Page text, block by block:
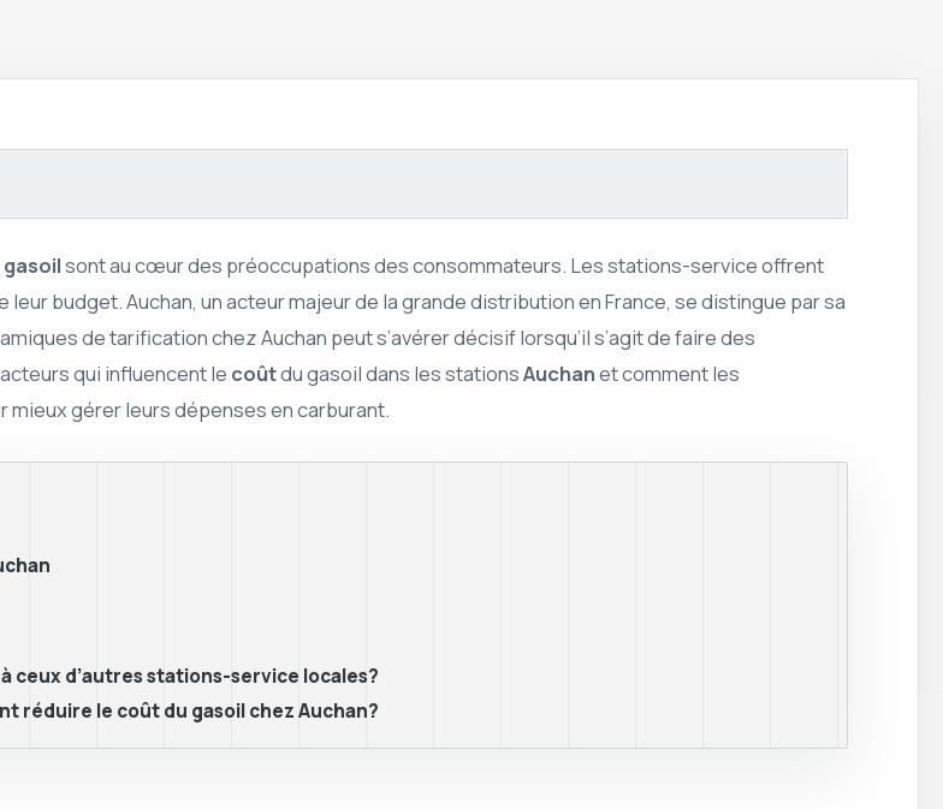
gasoilsont au cœur des préoccupations des consommateurs. Les stations-service offrent
budget. Auchan, un acteur majeur de la grande distribution en France, se distingue par sa
de tarification chez Auchan peut s’avérer décisif lorsqu’il s’agit de faire des
qui influencent le coûtdu gasoil dans les stationsAuchanet comment les
gérer leurs dépenses en carburant.
ceux d’autres stations-service locales?
réduire le coût du gasoil chez Auchan?